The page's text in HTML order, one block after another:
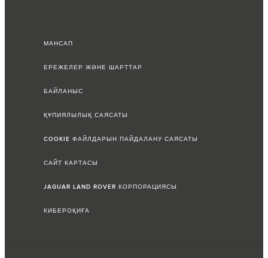
МАНСАП
ЕРЕЖЕЛЕР ЖӘНЕ ШАРТТАР
БАЙЛАНЫС
ҚҰПИЯЛЫЛЫҚ САЯСАТЫ
COOKIE ФАЙЛДАРЫН ПАЙДАЛАНУ САЯСАТЫ
САЙТ КАРТАСЫ
JAGUAR LAND ROVER КОРПОРАЦИЯСЫ
КИБЕРОҚИҒА